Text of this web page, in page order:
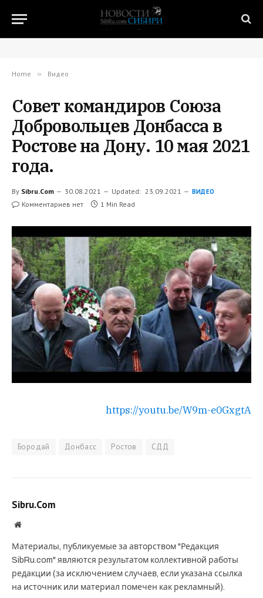
Home » Видео
Совет командиров Союза
Добровольцев Донбасса в
Ростове на Дону. 10 мая 2021
года.
By Sibru.Com 30.08.2021 Updated: 23.09.2021 ВИДЕО
Комментариев нет 1 Min Read
https://youtu.be/W9m-e0GxgtA
Бородай Донбасс Ростов СДД
Sibru.Com
Website
Материалы, публикуемые за авторством "Редакция
SibRu.com" являются результатом коллективной работы
редакции (за исключением случаев, если указана ссылка
на источник или материал помечен как рекламный).